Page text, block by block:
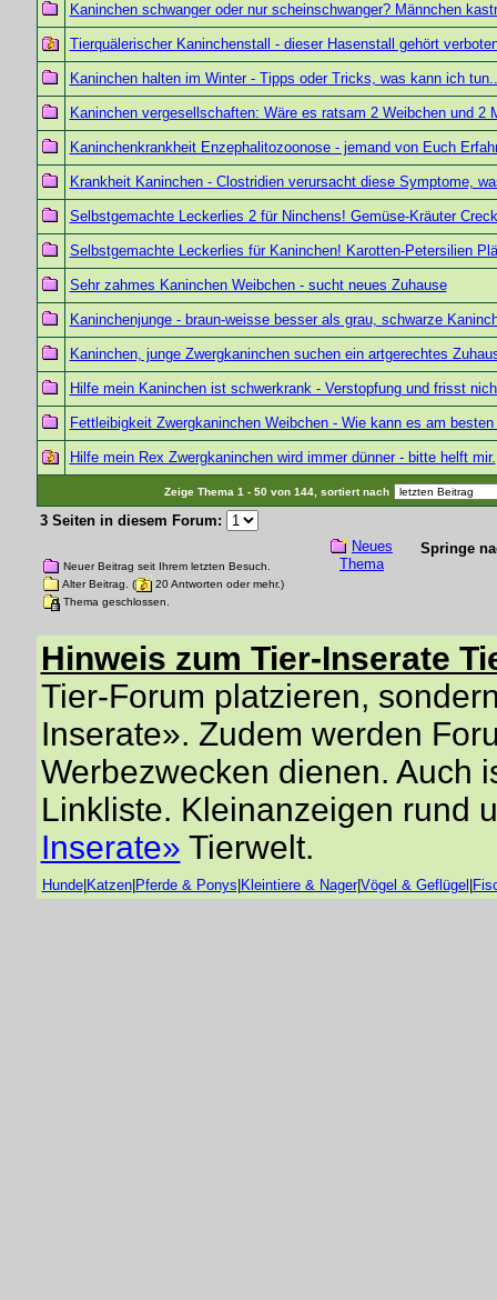
Kaninchen schwanger oder nur scheinschwanger? Männchen
Tierquälerischer Kaninchenstall - dieser Hasenstall gehört
Kaninchen halten im Winter - Tipps oder Tricks, was kann ich
Kaninchen vergesellschaften: Wäre es ratsam 2 Weibchen und 2
Kaninchenkrankheit Enzephalitozoonose - jemand von Euch
Krankheit Kaninchen - Clostridien verursacht diese Symptome,
Selbstgemachte Leckerlies 2 für Ninchens! Gemüse-Kräuter
Selbstgemachte Leckerlies für Kaninchen! Karotten-Petersilien
Sehr zahmes Kaninchen Weibchen - sucht neues Zuhause
Kaninchenjunge - braun-weisse besser als grau, schwarze
Kaninchen, junge Zwergkaninchen suchen ein artgerechtes
Hilfe mein Kaninchen ist schwerkrank - Verstopfung und frisst
Fettleibigkeit Zwergkaninchen Weibchen - Wie kann es am besten
Hilfe mein Rex Zwergkaninchen wird immer dünner - bitte helft mir.
Zeige Thema 1 - 50 von 144, sortiert nach
3 Seiten in diesem Forum:
Neuer Beitrag seit Ihrem letzten Besuch.
Alter Beitrag. (
20 Antworten oder mehr.)
Thema geschlossen.
Neues
Thema
Springe
Hinweis zum Tier-Inserate
Tier-Forum platzieren,
Inserate». Zudem werden
Werbezwecken dienen. Auch
Linkliste. Kleinanzeigen rund
Inserate» Tierwelt.
Hunde| Katzen| Pferde & Ponys Kleintiere & Nager|Vögel & Geflügel